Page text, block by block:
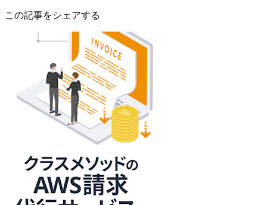
この記事をシェアする